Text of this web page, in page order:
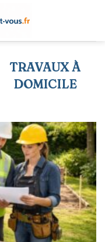
TRAVAUX À
DOMICILE